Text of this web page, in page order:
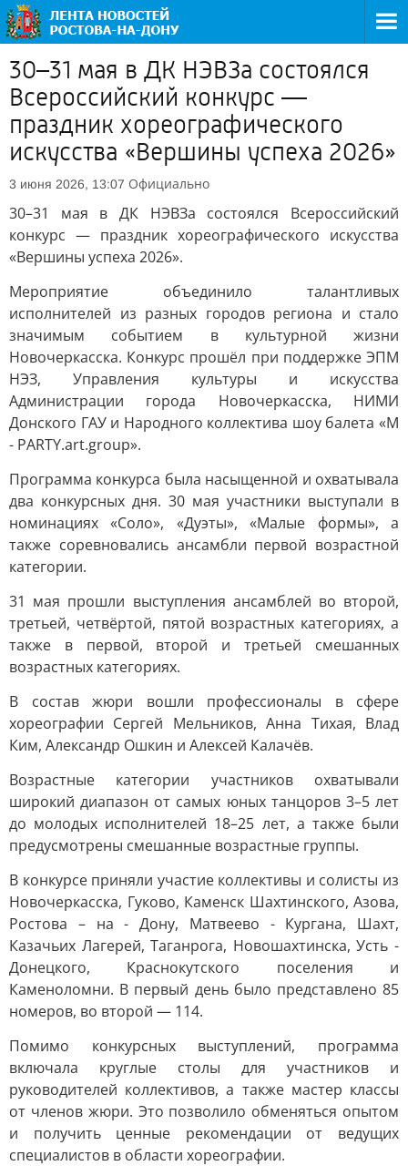
30–31 мая в ДК НЭВЗа состоялся
Всероссийский конкурс —
праздник хореографического
искусства «Вершины успеха 2026»
3 июня 2026, 13:07 Официально
30–31 мая в ДК НЭВЗа состоялся Всероссийский
конкурс — праздник хореографического искусства
«Вершины успеха 2026».
Мероприятие объединило талантливых
исполнителей из разных городов региона и стало
значимым событием в культурной жизни
Новочеркасска. Конкурс прошёл при поддержке ЭПМ
НЭЗ, Управления культуры и искусства
Администрации города Новочеркасска, НИМИ
Донского ГАУ и Народного коллектива шоу балета «M
- PARTY.art.group».
Программа конкурса была насыщенной и охватывала
два конкурсных дня. 30 мая участники выступали в
номинациях «Соло», «Дуэты», «Малые формы», а
также соревновались ансамбли первой возрастной
категории.
31 мая прошли выступления ансамблей во второй,
третьей, четвёртой, пятой возрастных категориях, а
также в первой, второй и третьей смешанных
возрастных категориях.
В состав жюри вошли профессионалы в сфере
хореографии Сергей Мельников, Анна Тихая, Влад
Ким, Александр Ошкин и Алексей Калачёв.
Возрастные категории участников охватывали
широкий диапазон от самых юных танцоров 3–5 лет
до молодых исполнителей 18–25 лет, а также были
предусмотрены смешанные возрастные группы.
В конкурсе приняли участие коллективы и солисты из
Новочеркасска, Гуково, Каменск Шахтинского, Азова,
Ростова – на - Дону, Матвеево - Кургана, Шахт,
Казачьих Лагерей, Таганрога, Новошахтинска, Усть -
Донецкого, Краснокутского поселения и
Каменоломни. В первый день было представлено 85
номеров, во второй — 114.
Помимо конкурсных выступлений, программа
включала круглые столы для участников и
руководителей коллективов, а также мастер классы
от членов жюри. Это позволило обменяться опытом
и получить ценные рекомендации от ведущих
специалистов в области хореографии.